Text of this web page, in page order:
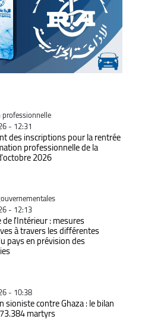
- 12:31
des inscriptions pour la rentrée
professionnelle de la
2026
- 12:13
l'Intérieur : mesures
à travers les différentes
pays en prévision des
- 10:38
sioniste contre Ghaza : le bilan
martyrs